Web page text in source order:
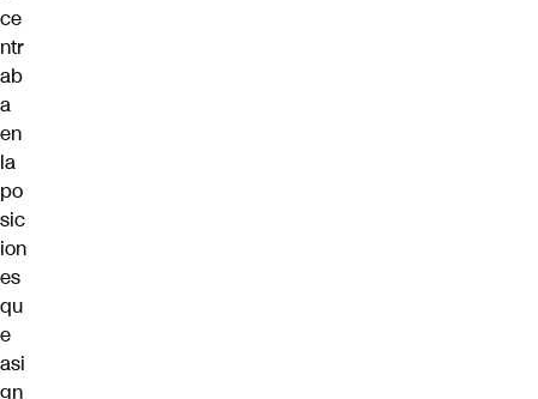
ce
ntr
ab
a
en
la
po
sic
ion
es
qu
e
asi
gn